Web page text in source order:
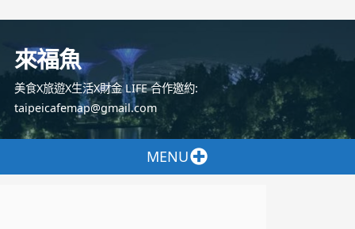
容
來福魚
美食X旅遊X生活X財金 LIFE 合作邀約:
taipeicafemap@gmail.com
MENU